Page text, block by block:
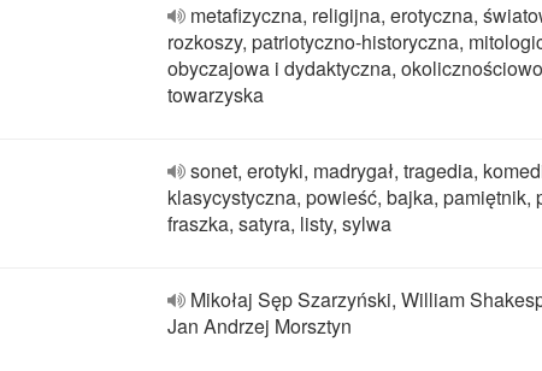
metafizyczna, religijna, erotyczna,
rozkoszy, patriotyczno-historyczna,
obyczajowa i dydaktyczna,
towarzyska
sonet, erotyki, madrygał, tragedia,
klasycystyczna, powieść, bajka, pamiętnik,
fraszka, satyra, listy, sylwa
Mikołaj Sęp Szarzyński, William
Jan Andrzej Morsztyn